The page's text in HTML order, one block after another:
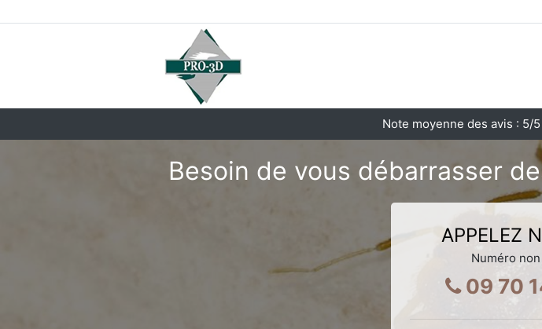
Note moyenne des avis : 5/5
Besoin de vous débarrasser
APPELEZ
Numéro
09 70